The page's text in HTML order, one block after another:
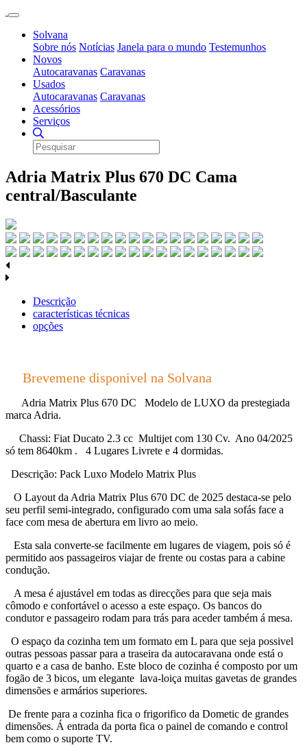
Solvana
Sobre nós Notícias Janela para o mundo Testemunhos
Novos
Autocaravanas Caravanas
Usados
Autocaravanas Caravanas
Acessórios
Serviços
Adria Matrix Plus 670 DC Cama
central/Basculante
Descrição
características técnicas
opções
Brevemene disponivel na Solvana
Adria Matrix Plus 670 DC Modelo de LUXO da prestegiada
marca Adria.
Chassi: Fiat Ducato 2.3 cc Multijet com 130 Cv. Ano 04/2025
só tem 8640km . 4 Lugares Livrete e 4 dormidas.
Descrição: Pack Luxo Modelo Matrix Plus
O Layout da Adria Matrix Plus 670 DC de 2025 destaca-se pelo
seu perfil semi-integrado, configurado com uma sala sofás face a
face com mesa de abertura em livro ao meio.
Esta sala converte-se facilmente em lugares de viagem, pois só é
permitido aos passageiros viajar de frente ou costas para a cabine
condução.
A mesa é ajustável em todas as direcções para que seja mais
cômodo e confortável o acesso a este espaço. Os bancos do
condutor e passageiro rodam para trás para aceder também á mesa.
O espaço da cozinha tem um formato em L para que seja possivel
outras pessoas passar para a traseira da autocaravana onde está o
quarto e a casa de banho. Este bloco de cozinha é composto por um
fogão de 3 bicos, um elegante lava-loiça muitas gavetas de grandes
dimensões e armários superiores.
De frente para a cozinha fica o frigorifico da Dometic de grandes
dimensões. Á entrada da porta fica o painel de comando e control
bem como o suporte TV.